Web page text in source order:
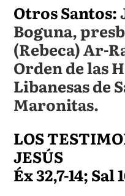
Otros Santos:
Boguna,
(Rebeca) Ar-
Orden de las
Libanesas de
Maronitas.
LOS
JESÚS
Éx 32,7-14; Sal